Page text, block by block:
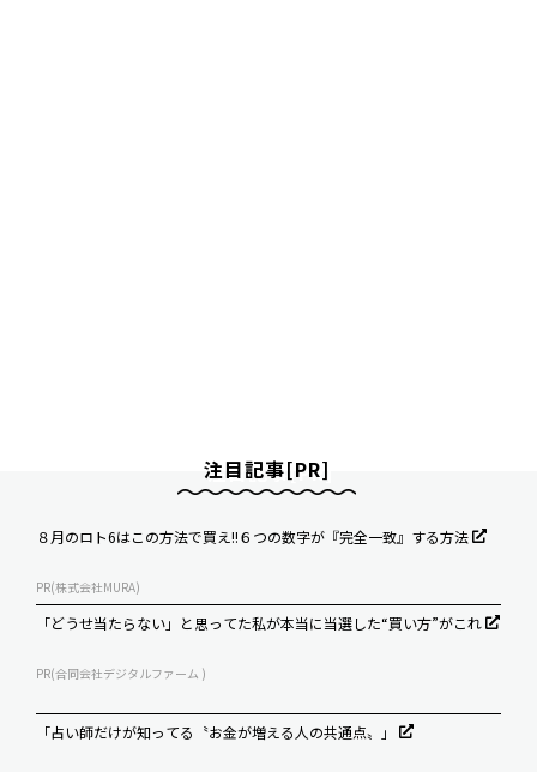
注目記事[PR]
８月のロト6はこの方法で買え!!６つの数字が『完全一致』する方法
PR(株式会社MURA)
「どうせ当たらない」と思ってた私が本当に当選した“買い方”がこれ
PR(合同会社デジタルファーム )
「占い師だけが知ってる〝お金が増える人の共通点〟」